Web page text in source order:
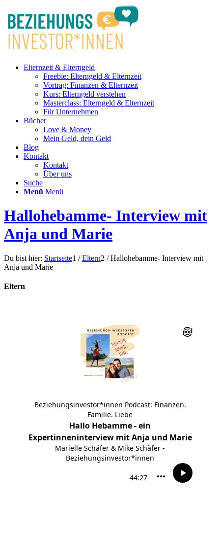
Elternzeit & Elterngeld
Freebie: Elterngeld & Elternzeit
Vortrag: Finanzen & Elternzeit
Kurs: Elterngeld verstehen
Masterclass: Elterngeld & Elternzeit
Für Unternehmen
Bücher
Love & Money
Mein Geld, dein Geld
Blog
Kontakt
Kontakt
Über uns
Suche
Menü Menü
Hallohebamme- Interview mit
Anja und Marie
Du bist hier: Startseite1 / Eltern2 / Hallohebamme- Interview mit
Anja und Marie
Eltern